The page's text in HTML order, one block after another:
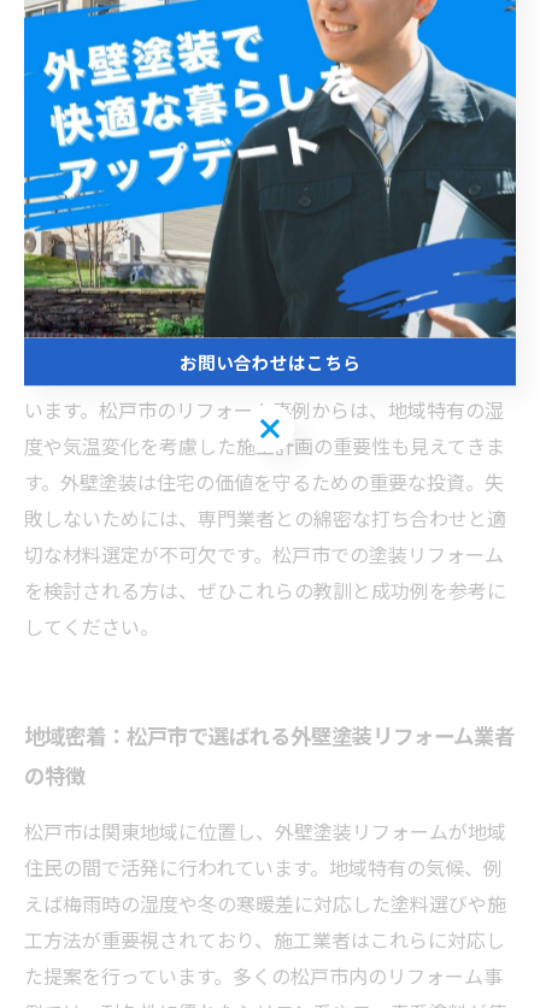
訣
松戸市における外壁塗装リフォームでは、地域の気候に
適した塗料選びと丁寧な施工が成功の鍵となっていま
す。実際の事例では、耐候性の高いシリコン系塗料やフ
ッ素系塗料が多く使用され、雨風や紫外線から建物を長
期間守ることに成功しています。また、施工前の下地処
理を徹底し、ひび割れやカビの除去を行うことで塗膜の
密着性を高め、将来的な剥がれや再塗装のリスクを低減
しています。これらのポイントを押さえることで、外壁
の美観維持だけでなく建物の耐久性向上にもつながって
います。松戸市のリフォーム事例からは、地域特有の湿
度や気温変化を考慮した施工計画の重要性も見えてきま
す。外壁塗装は住宅の価値を守るための重要な投資。失
敗しないためには、専門業者との綿密な打ち合わせと適
切な材料選定が不可欠です。松戸市での塗装リフォーム
を検討される方は、ぜひこれらの教訓と成功例を参考に
してください。
地域密着：松戸市で選ばれる外壁塗装リフォーム業者
の特徴
松戸市は関東地域に位置し、外壁塗装リフォームが地域
住民の間で活発に行われています。地域特有の気候、例
えば梅雨時の湿度や冬の寒暖差に対応した塗料選びや施
工方法が重要視されており、施工業者はこれらに対応し
た提案を行っています。多くの松戸市内のリフォーム事
お問い合わせはこちら
お問い合わせはこちら